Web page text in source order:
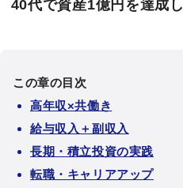
40代で資産1億円を達成
この章の目次
高年収×共働き
給与収入＋副収入
長期・積立投資の実践
転職・キャリアアップ